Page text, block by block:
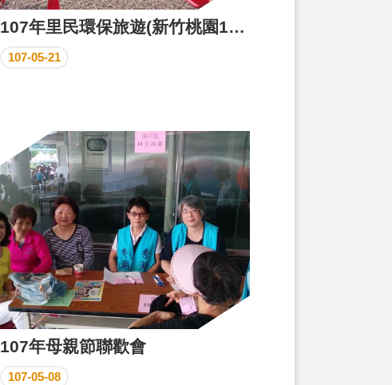
107年里民環保旅遊(新竹桃園1日遊)
107-05-21
107年母親節聯歡會
107-05-08